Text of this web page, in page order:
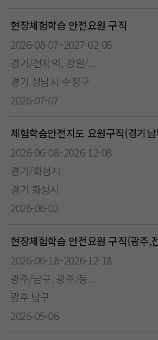
현장체험학습 안전요원 구직
2026-08-07~2027-02-06
경기/전지역, 강원/...
경기 성남시 수정구
2026-07-07
체험학습안전지도 요원구직(경기
2026-06-08~2026-12-08
경기/화성시
경기 화성시
2026-06-02
현장체험학습 안전요원 구직(광주,
2026-06-18~2026-12-18
광주/남구, 광주/동...
광주 남구
2026-05-06